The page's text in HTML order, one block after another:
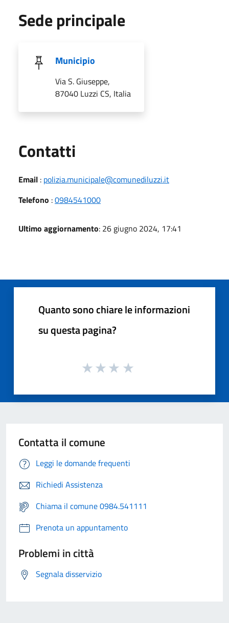
Sede principale
Municipio
Via S. Giuseppe,
87040 Luzzi CS, Italia
Contatti
Email : polizia.municipale@comunediluzzi.it
Telefono :0984541000
Ultimo aggiornamento: 26 giugno 2024, 17:41
Quanto sono chiare le informazioni
su questa pagina?
Contatta il comune
Leggi le domande frequenti
Richiedi Assistenza
Chiama il comune 0984.541111
Prenota un appuntamento
Problemi in città
Segnala disservizio